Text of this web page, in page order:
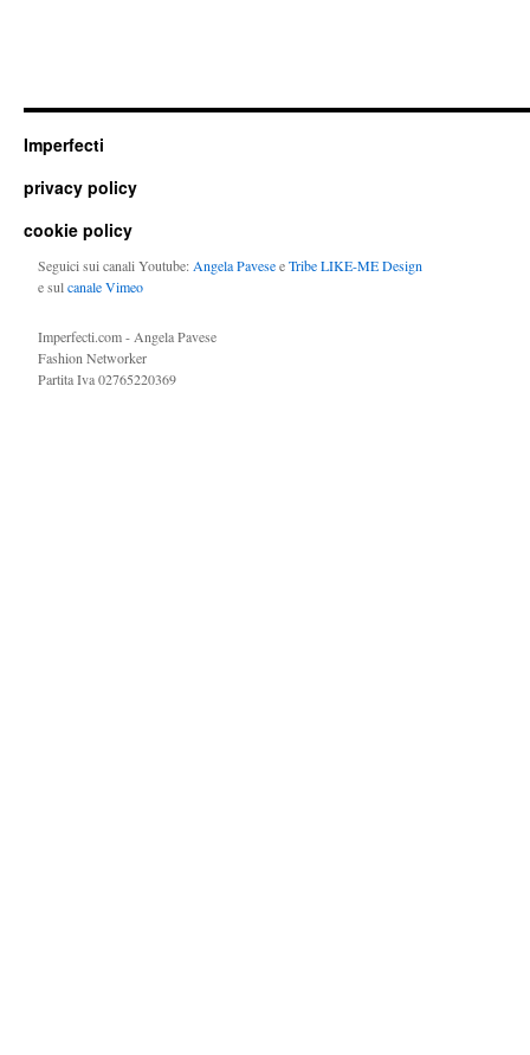
Imperfecti
privacy policy
cookie policy
Seguici sui canali Youtube: Angela PaveseeTribe LIKE-ME Design
e sulcanale Vimeo
Imperfecti.com - Angela Pavese
Fashion Networker
Partita Iva 02765220369